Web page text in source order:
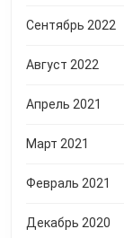
Сентябрь 2022
Август 2022
Апрель 2021
Март 2021
Февраль 2021
Декабрь 2020